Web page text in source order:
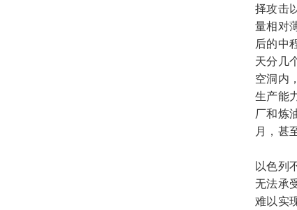
择攻击
量相对
后的中
天分几
空洞内
生产能
厂和炼
月，甚
以色列
无法承
难以实